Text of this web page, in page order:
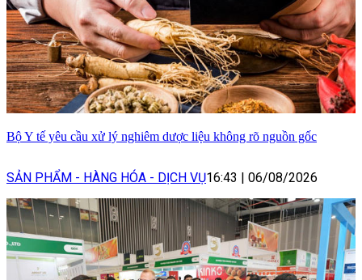
Bộ Y tế yêu cầu xử lý nghiêm dược liệu không rõ nguồn gốc
SẢN PHẨM - HÀNG HÓA - DỊCH VỤ16:43 | 06/08/2026